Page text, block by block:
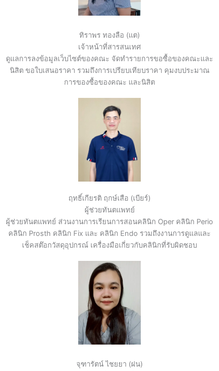
ทิราพร ทองลือ (แต)
เจ้าหน้าที่สารสนเทศ
ดูแลการลงข้อมูลเว็บไซต์ของคณะ จัดทำรายการขอซื้อของคณะและ
นิสิต ขอใบเสนอราคา รวมถึงการเปรียบเทียบราคา คุมงบประมาณ
การของซื้อของคณะ และนิสิต
ฤทธิ์เกียรติ ฤกษ์เสือ (เบียร์)
ผู้ช่วยทันตแพทย์
ผู้ช่วยทันตแพทย์ ส่วนงานการเรียนการสอนคลินิก Oper คลินิก Perio
คลินิก Prosth คลินิก Fix และ คลินิก Endo รวมถึงงานการดูแลและ
เช็คสต๊อกวัสดุอุปกรณ์ เครื่องมือเกี่ยวกับคลินิกที่รับผิดชอบ
จุฑารัตน์ ไชยยา (ฝน)